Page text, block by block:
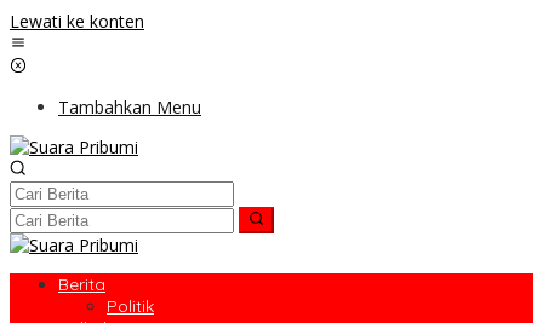
Lewati ke konten
Tambahkan Menu
Berita
Politik